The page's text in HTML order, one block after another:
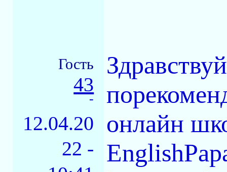
Гость
43
-
12.04.20
22 -
онлайн